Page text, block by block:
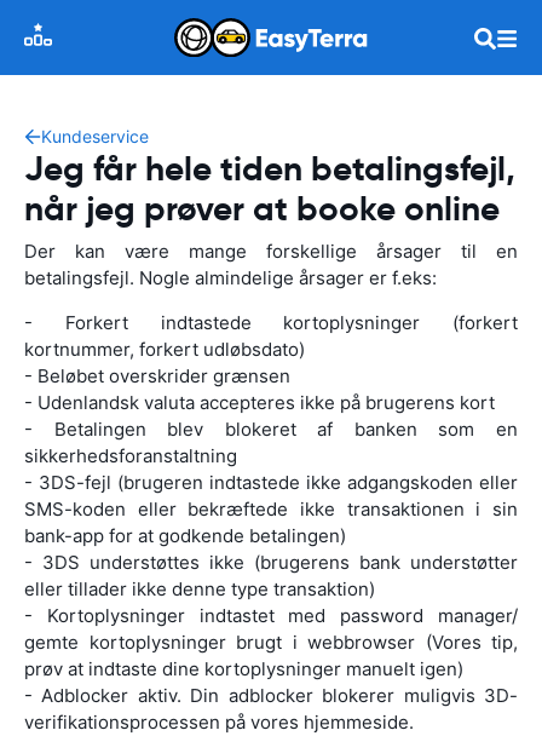
Kundeservice
Jeg får hele tiden betalingsfejl,
når jeg prøver at booke online
Der kan være mange forskellige årsager til en
betalingsfejl. Nogle almindelige årsager er f.eks:
- Forkert indtastede kortoplysninger (forkert
kortnummer, forkert udløbsdato)
- Beløbet overskrider grænsen
- Udenlandsk valuta accepteres ikke på brugerens kort
- Betalingen blev blokeret af banken som en
sikkerhedsforanstaltning
- 3DS-fejl (brugeren indtastede ikke adgangskoden eller
SMS-koden eller bekræftede ikke transaktionen i sin
bank-app for at godkende betalingen)
- 3DS understøttes ikke (brugerens bank understøtter
eller tillader ikke denne type transaktion)
- Kortoplysninger indtastet med password manager/
gemte kortoplysninger brugt i webbrowser (Vores tip,
prøv at indtaste dine kortoplysninger manuelt igen)
- Adblocker aktiv. Din adblocker blokerer muligvis 3D-
verifikationsprocessen på vores hjemmeside.